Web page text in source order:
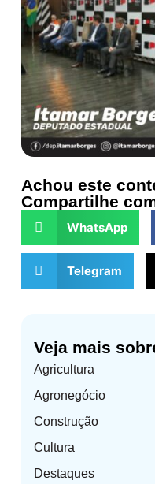
Veja mais
Agricultura
Agronegócio
Construção
Cultura
Destaques
Achou este
Compartilhe
WhatsApp
Telegram